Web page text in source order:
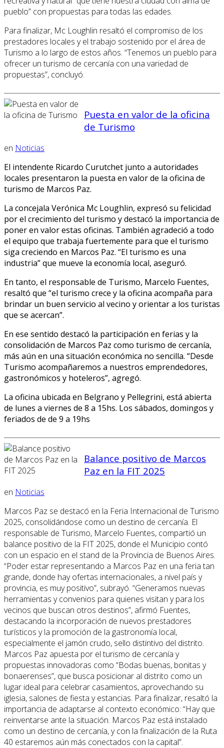
pueblo” con propuestas para todas las edades.
Para finalizar, Mc Loughlin resaltó el compromiso de los
prestadores locales y el trabajo sostenido por el área de
Turismo a lo largo de estos años. “Tenemos un pueblo para
ofrecer un turismo de cercanía con una variedad de
propuestas”, concluyó.
Puesta en valor de la oficina
de Turismo
en Noticias
El intendente Ricardo Curutchet junto a autoridades
locales presentaron la puesta en valor de la oficina de
turismo de Marcos Paz.
La concejala Verónica Mc Loughlin, expresó su felicidad
por el crecimiento del turismo y destacó la importancia de
poner en valor estas oficinas. También agradeció a todo
el equipo que trabaja fuertemente para que el turismo
siga creciendo en Marcos Paz. “El turismo es una
industria” que mueve la economía local, aseguró.
En tanto, el responsable de Turismo, Marcelo Fuentes,
resaltó que “el turismo crece y la oficina acompaña para
brindar un buen servicio al vecino y orientar a los turistas
que se acercan”.
En ese sentido destacó la participación en ferias y la
consolidación de Marcos Paz como turismo de cercanía,
más aún en una situación económica no sencilla. “Desde
Turismo acompañaremos a nuestros emprendedores,
gastronómicos y hoteleros”, agregó.
La oficina ubicada en Belgrano y Pellegrini, está abierta
de lunes a viernes de 8 a 15hs. Los sábados, domingos y
feriados de de 9 a 19hs
Balance positivo de Marcos
Paz en la FIT 2025
en Noticias
Marcos Paz se destacó en la Feria Internacional de Turismo
2025, consolidándose como un destino de cercanía. El
responsable de Turismo, Marcelo Fuentes, compartió un
balance positivo de la FIT 2025, donde el Municipio contó
con un espacio en el stand de la Provincia de Buenos Aires.
“Poder estar representando a Marcos Paz en una feria tan
grande, donde hay ofertas internacionales, a nivel país y
provincia, es muy positivo”, subrayó. “Generamos nuevas
herramientas y convenios para quienes visitan y para los
vecinos que buscan otros destinos”, afirmó Fuentes,
destacando la incorporación de nuevos prestadores
turísticos y la promoción de la gastronomía local,
especialmente el jamón crudo, sello distintivo del distrito.
Marcos Paz apuesta por el turismo de cercanía y
propuestas innovadoras como “Bodas buenas, bonitas y
bonaerenses”, que busca posicionar al distrito como un
lugar ideal para celebrar casamientos, aprovechando su
iglesia, salones de fiesta y estancias. Para finalizar, resaltó la
importancia de adaptarse al contexto económico: “Hay que
reinventarse ante la situación. Marcos Paz está instalado
como un destino de cercanía, y con la finalización de la Ruta
40 estaremos aún más conectados con la capital”.